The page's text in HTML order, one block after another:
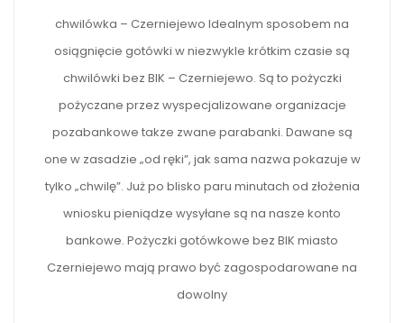
chwilówka – Czerniejewo Idealnym sposobem na
osiągnięcie gotówki w niezwykle krótkim czasie są
chwilówki bez BIK – Czerniejewo. Są to pożyczki
pożyczane przez wyspecjalizowane organizacje
pozabankowe takze zwane parabanki. Dawane są
one w zasadzie „od ręki”, jak sama nazwa pokazuje w
tylko „chwilę”. Już po blisko paru minutach od złożenia
wniosku pieniądze wysyłane są na nasze konto
bankowe. Pożyczki gotówkowe bez BIK miasto
Czerniejewo mają prawo być zagospodarowane na
dowolny